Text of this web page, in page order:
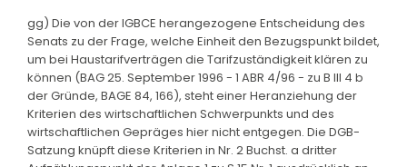
gg) Die von der IGBCE herangezogene Entscheidung des
Senats zu der Frage, welche Einheit den Bezugspunkt bildet,
um bei Haustarifverträgen die Tarifzuständigkeit klären zu
können (BAG 25. September 1996 - 1 ABR 4/96 - zu B III 4 b
der Gründe, BAGE 84, 166), steht einer Heranziehung der
Kriterien des wirtschaftlichen Schwerpunkts und des
wirtschaftlichen Gepräges hier nicht entgegen. Die DGB-
Satzung knüpft diese Kriterien in Nr. 2 Buchst. a dritter